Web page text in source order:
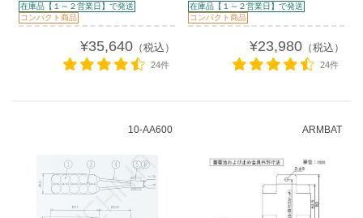
在庫品【１～２営業日】で発送
コンパクト商品
¥35,640（税込）
24件
在庫品【１～２営業日】で発送
コンパクト商品
¥23,980（税込）
24件
10-AA600 ARMBAT